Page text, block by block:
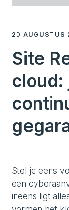
20 AUGUSTUS
Site
cloud:
Stel je eens
een
ineens ligt